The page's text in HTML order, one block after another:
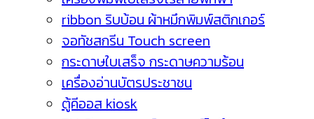
ribbon ริบบ้อน ผ้าหมึกพิมพ์สติกเกอร์
จอทัชสกรีน Touch screen
กระดาษใบเสร็จ กระดาษความร้อน
เครื่องอ่านบัตรประชาชน
ตู้คีออส kiosk